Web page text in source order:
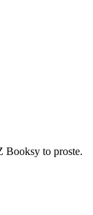
Booksy to proste.